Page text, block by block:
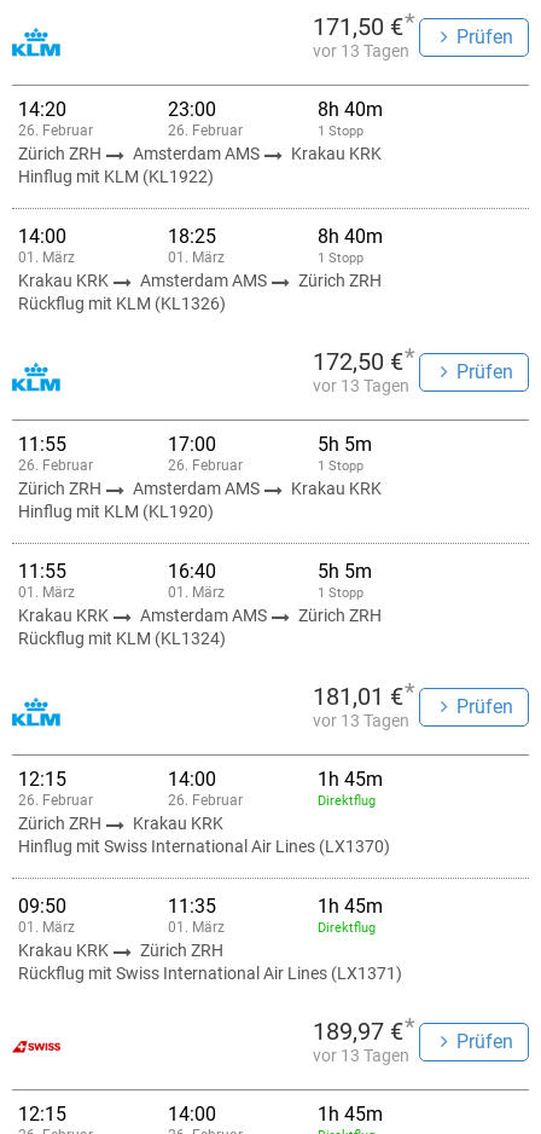
171,50 €*
vor 13 Tagen
Prüfen
14:20
26. Februar
23:00
26. Februar
8h 40m
1 Stopp
Zürich ZRH Amsterdam AMS
Krakau KRK
Hinflug mit KLM (KL1922)
14:00
01. März
18:25
01. März
8h 40m
1 Stopp
Krakau KRK Amsterdam AMS
Zürich ZRH
Rückflug mit KLM (KL1326)
172,50 €*
vor 13 Tagen
Prüfen
11:55
26. Februar
17:00
26. Februar
5h 5m
1 Stopp
Zürich ZRH Amsterdam AMS
Krakau KRK
Hinflug mit KLM (KL1920)
11:55
01. März
16:40
01. März
5h 5m
1 Stopp
Krakau KRK Amsterdam AMS
Zürich ZRH
Rückflug mit KLM (KL1324)
181,01 €*
vor 13 Tagen
Prüfen
12:15
26. Februar
14:00
26. Februar
1h 45m
Direktflug
Zürich ZRH
Krakau KRK
Hinflug mit Swiss International Air Lines (LX1370)
09:50
01. März
11:35
01. März
1h 45m
Direktflug
Krakau KRK
Zürich ZRH
Rückflug mit Swiss International Air Lines (LX1371)
189,97 €*
vor 13 Tagen
Prüfen
12:15 14:00 1h 45m